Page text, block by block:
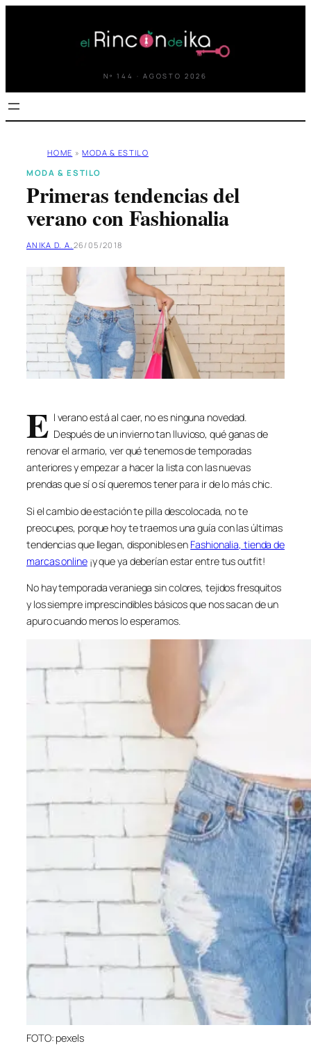
Nº 144 · AGOSTO 2026
HOME » MODA & ESTILO
MODA & ESTILO
Primeras tendencias del
verano con Fashionalia
ANIKA D. A. 26/05/2018
E l verano está al caer, no es ninguna novedad.
Después de un invierno tan lluvioso, qué ganas de
renovar el armario, ver qué tenemos de temporadas
anteriores y empezar a hacer la lista con las nuevas
prendas que sí o sí queremos tener para ir de lo más chic.
Si el cambio de estación te pilla descolocada, no te
preocupes, porque hoy te traemos una guía con las últimas
tendencias que llegan, disponibles en Fashionalia, tienda de
marcas online¡y que ya deberían estar entre tus outfit!
No hay temporada veraniega sin colores, tejidos fresquitos
y los siempre imprescindibles básicos que nos sacan de un
apuro cuando menos lo esperamos.
FOTO: pexels